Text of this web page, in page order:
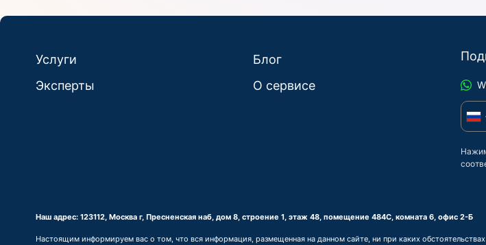
Услуги
Эксперты
Блог
О сервисе
Наш адрес: 123112, Москва г, Пресненская наб, дом 8, строение 1, этаж 48, помещение 484С, комната 6, офис 2-Б
Настоящим информируем вас о том, что вся информация, размещенная на данном сайте, ни при каких